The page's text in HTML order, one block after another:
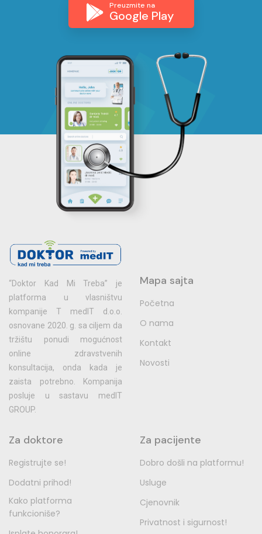
Preuzmite na
Google Play
“Doktor Kad Mi Treba” je
platforma u vlasništvu
kompanije T medIT d.o.o.
osnovane 2020. g. sa ciljem da
tržištu ponudi mogućnost
online zdravstvenih
konsultacija, onda kada je
zaista potrebno. Kompanija
posluje u sastavu medIT
GROUP.
Mapa sajta
Početna
O nama
Kontakt
Novosti
Za doktore
Registrujte se!
Dodatni prihod!
Kako platforma
funkcioniše?
Za pacijente
Dobro došli na platformu!
Usluge
Cjenovnik
Privatnost i sigurnost!